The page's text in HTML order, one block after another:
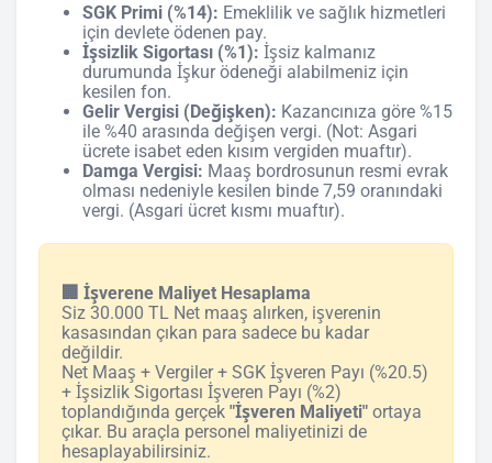
SGK Primi (%14): Emeklilik ve sağlık hizmetleri
için devlete ödenen pay.
İşsizlik Sigortası (%1): İşsiz kalmanız
durumunda İşkur ödeneği alabilmeniz için
kesilen fon.
Gelir Vergisi (Değişken): Kazancınıza göre %15
ile %40 arasında değişen vergi. (Not: Asgari
ücrete isabet eden kısım vergiden muaftır).
Damga Vergisi: Maaş bordrosunun resmi evrak
olması nedeniyle kesilen binde 7,59 oranındaki
vergi. (Asgari ücret kısmı muaftır).
🏢 İşverene Maliyet Hesaplama
Siz 30.000 TL Net maaş alırken, işverenin
kasasından çıkan para sadece bu kadar
değildir.
Net Maaş + Vergiler + SGK İşveren Payı (%20.5)
+ İşsizlik Sigortası İşveren Payı (%2)
toplandığında gerçek "İşveren Maliyeti" ortaya
çıkar. Bu araçla personel maliyetinizi de
hesaplayabilirsiniz.